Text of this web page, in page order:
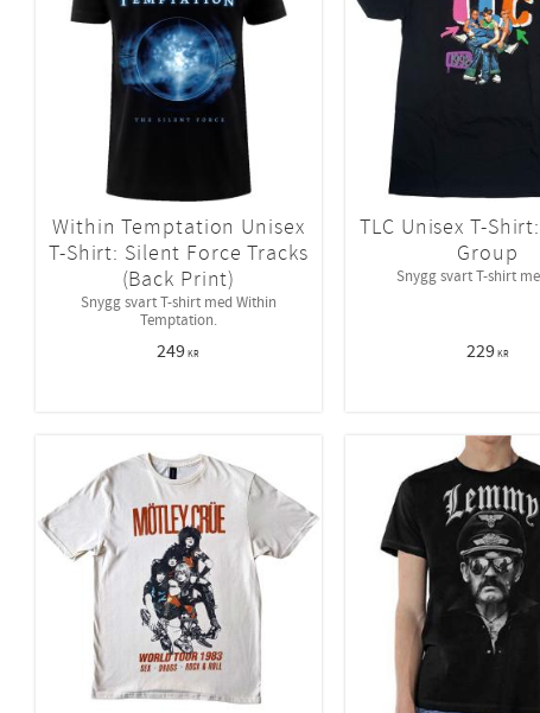
Within Temptation Unisex
T-Shirt: Silent Force Tracks
(Back Print)
Snygg svart T-shirt med Within
Temptation.
249KR
TLC Unisex T-
Group
Snygg svart T-shirt
229KR